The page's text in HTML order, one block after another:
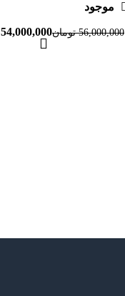
موجود
56,000,000 تومان54,000,000